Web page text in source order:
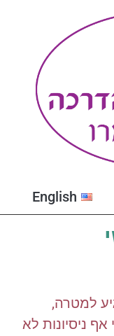
English
למטרה,
אף ניסיונות לא